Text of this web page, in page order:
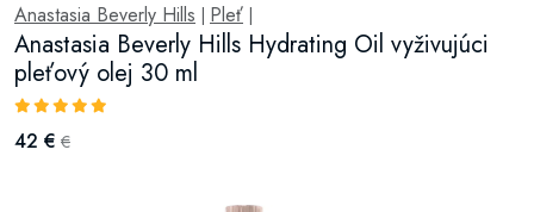
Anastasia Beverly Hills Pleť
Anastasia Beverly Hills Hydrating Oil vyživujúci
pleťový olej 30 ml
42 € €